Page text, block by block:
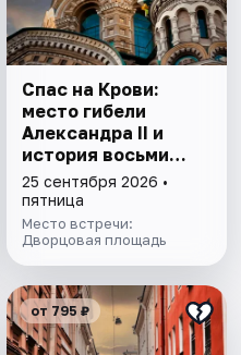
Спас на Крови:
место гибели
Александра II и
история восьми
покушений
25 сентября 2026 •
пятница
Место встречи:
Дворцовая площадь
от 795 ₽